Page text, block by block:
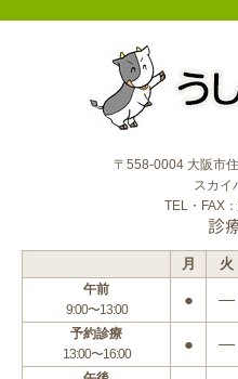
〒558-0004 大阪市
スカイ
TEL・FAX
診
月 火
午前
9:00〜13:00
● ―
予約診療
13:00〜16:00
● ―